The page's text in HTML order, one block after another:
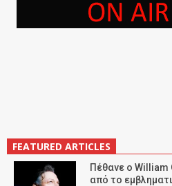
FEATURED ARTICLES
Πέθανε ο William
από το